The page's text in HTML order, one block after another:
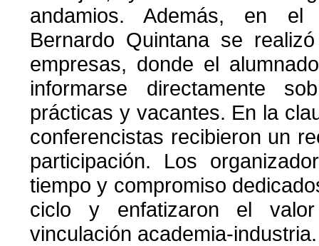
andamios. Además, en
Bernardo Quintana se
empresas, donde el
informarse directamente
prácticas y vacantes. En la
conferencistas recibieron un
participación. Los
tiempo y compromiso
ciclo y enfatizaron el
vinculación academia-industria.